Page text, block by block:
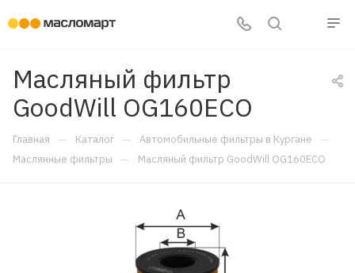
Масляный фильтр
GoodWill OG160ECO
Главная — Каталог — Автомобильные фильтры в Кургане —
Маслянные фильтры — Масляный фильтр GoodWill OG160ECO